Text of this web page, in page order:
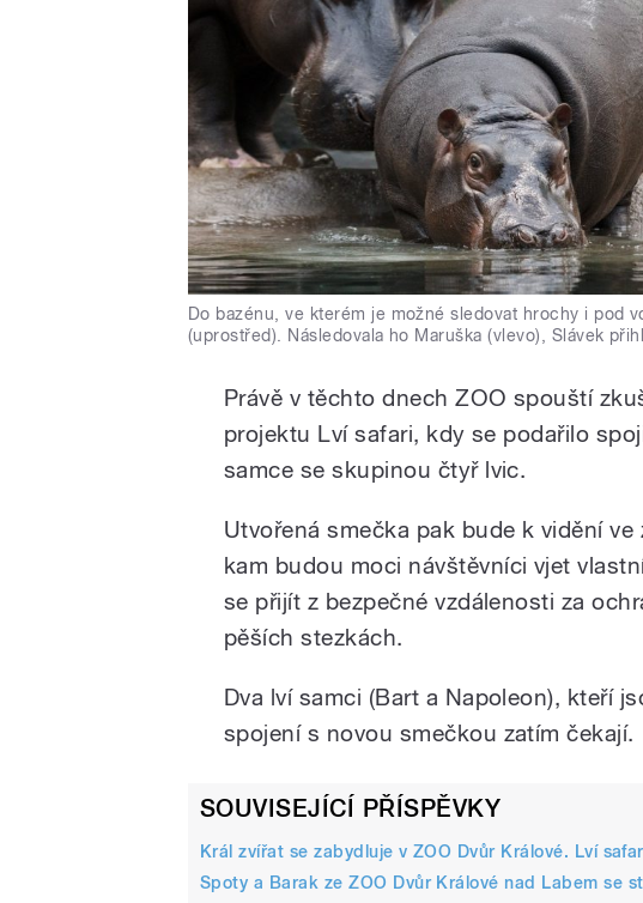
Do bazénu, ve kterém je možné sledovat hrochy i pod
(uprostřed). Následovala ho Maruška (vlevo), Slávek
Právě v těchto dnech ZOO spouští
projektu Lví safari, kdy se podařilo
samce se skupinou čtyř lvic.
Utvořená smečka pak bude k vidění
kam budou moci návštěvníci vjet
se přijít z bezpečné vzdálenosti za
pěších stezkách.
Dva lví samci (Bart a Napoleon), kteří
spojení s novou smečkou zatím čekají.
SOUVISEJÍCÍ PŘÍSPĚVKY
Král zvířat se zabydluje v ZOO Dvůr Králové. Lví
Spoty a Barak ze ZOO Dvůr Králové nad Labem se